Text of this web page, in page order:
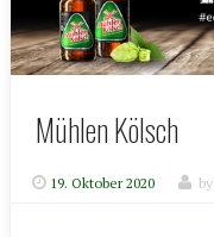
Mühlen Kölsch
19. Oktober 2020 by